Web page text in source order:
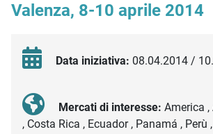
Valenza, 8-10 aprile 2014
Data iniziativa: 08.04.2014 /
Mercati di interesse: America ,
, Costa Rica , Ecuador , Panamá , Perù